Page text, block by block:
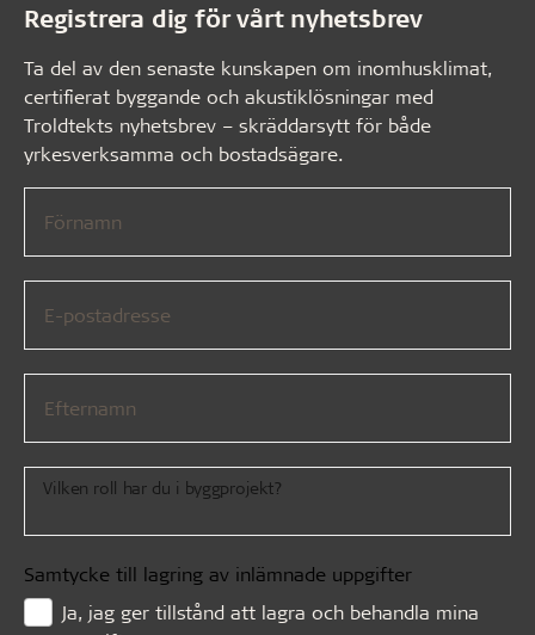
Registrera dig för vårt nyhetsbrev
Ta del av den senaste kunskapen om inomhusklimat,
certifierat byggande och akustiklösningar med
Troldtekts nyhetsbrev – skräddarsytt för både
yrkesverksamma och bostadsägare.
Förnamn
E-postadresse
Efternamn
Vilken roll har du i byggprojekt?
Samtycke till lagring av inlämnade uppgifter
Ja, jag ger tillstånd att lagra och behandla mina